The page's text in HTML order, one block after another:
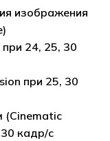
изображения
24, 25, 30
при 25, 30
(Cinematic
кадр/с